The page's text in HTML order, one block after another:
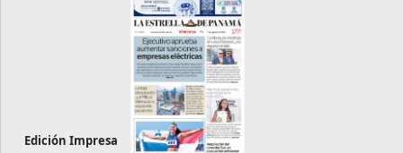
Edición Impresa